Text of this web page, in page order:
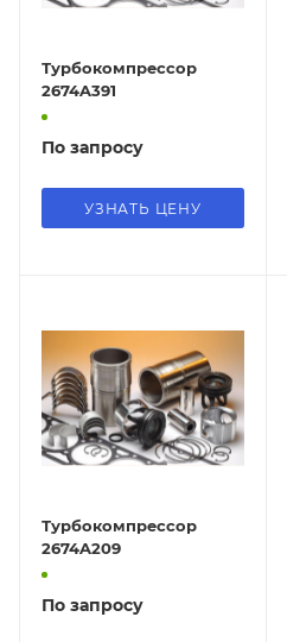
Турбокомпрессор
2674A391
По запросу
УЗНАТЬ ЦЕНУ
Турбокомпрессор
2674A209
По запросу